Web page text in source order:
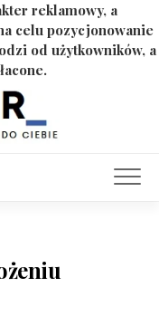
reklamowy, a
celu pozycjonowanie
od użytkowników, a